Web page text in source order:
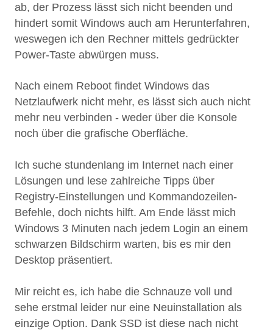
ab, der Prozess lässt sich nicht beenden und
hindert somit Windows auch am Herunterfahren,
weswegen ich den Rechner mittels gedrückter
Power-Taste abwürgen muss.
Nach einem Reboot findet Windows das
Netzlaufwerk nicht mehr, es lässt sich auch nicht
mehr neu verbinden - weder über die Konsole
noch über die grafische Oberfläche.
Ich suche stundenlang im Internet nach einer
Lösungen und lese zahlreiche Tipps über
Registry-Einstellungen und Kommandozeilen-
Befehle, doch nichts hilft. Am Ende lässt mich
Windows 3 Minuten nach jedem Login an einem
schwarzen Bildschirm warten, bis es mir den
Desktop präsentiert.
Mir reicht es, ich habe die Schnauze voll und
sehe erstmal leider nur eine Neuinstallation als
einzige Option. Dank SSD ist diese nach nicht